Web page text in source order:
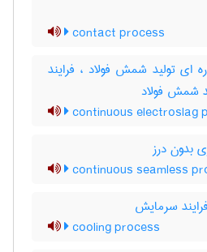
contact process
ای تولید شمش فولاد ، فرایند
شمش فولاد
continuous electroslag
بدون درز
continuous seamless
سرمایش
cooling process